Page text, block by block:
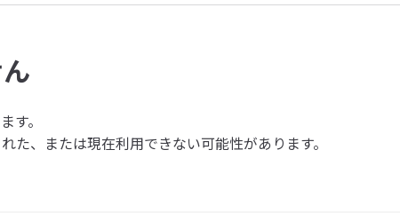
す。
、または現在利用できない可能性があります。